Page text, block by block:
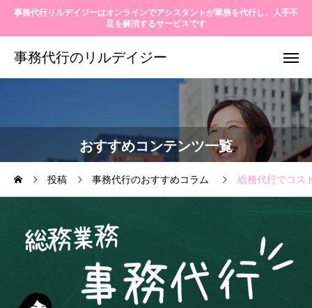
事務代行リルデイジーはオンラインでアシスタントが業務を代行し、人手不
足を解消するサービスです
事務代行のリルデイジー
おすすめコンテンツ一覧
投稿 事務代行のおすすめコラム 総務代行でコス